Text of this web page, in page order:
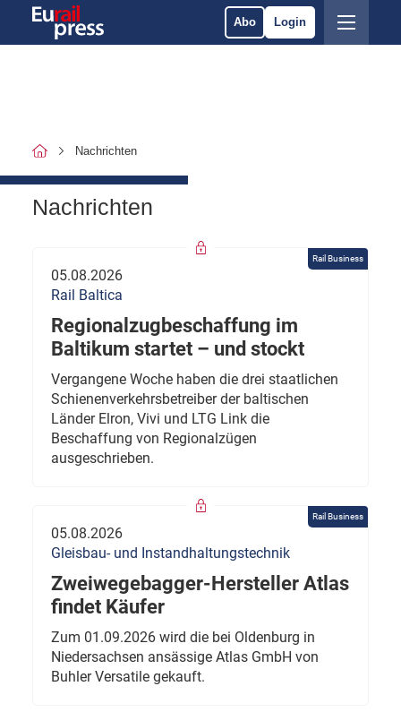
Abo Login
Nachrichten
Nachrichten
Rail Business
05.08.2026
Rail Baltica
Regionalzugbeschaffung im
Baltikum startet – und stockt
Vergangene Woche haben die drei staatlichen
Schienenverkehrsbetreiber der baltischen
Länder Elron, Vivi und LTG Link die
Beschaffung von Regionalzügen
ausgeschrieben.
Rail Business
05.08.2026
Gleisbau- und Instandhaltungstechnik
Zweiwegebagger-Hersteller Atlas
findet Käufer
Zum 01.09.2026 wird die bei Oldenburg in
Niedersachsen ansässige Atlas GmbH von
Buhler Versatile gekauft.